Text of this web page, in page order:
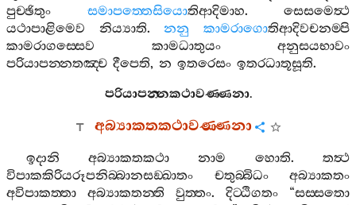
පුච‍්ඡිතුං
සමාපත‍්තෙසියොතිආදිමාහ. සෙසමෙත්‍ථ
යථාපාළිමෙව
නිය්‍යාති.නනු කාමරාගොතිආදිවචනම‍්පි
කාමරාගස‍්සෙව
කාමධාතුයං
අනුසයභාවං
පරියාපන‍්නතඤ‍්ච දීපෙති, න ඉතරෙසං ඉතරධාතූසූති.
පරියාපන‍්නකථාවණ‍්ණනා.
අබ්‍යාකතකථාවණ‍්ණනා
ඉදානි අබ්‍යාකතකථා නාම හොති. තත්‍ථ
විපාකකිරියරූපනිබ‍්බානසඞ‍්ඛාතං
චතුබ‍්බිධං
අබ්‍යාකතං
අවිපාකත‍්තා
අබ්‍යාකතන‍්ති වුත‍්තං. දිට‍්ඨිගතං “සස‍්සතො